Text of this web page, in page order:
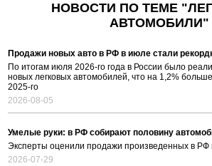
НОВОСТИ ПО ТЕМЕ
АВТОМОБИЛИ"
Продажи новых авто в РФ в июле стали
По итогам июля 2026-го года в России было
новых легковых автомобилей, что на 1,2%
2025-го
2026-08-05
Умелые руки: в РФ собирают половину
Эксперты оценили продажи произведенных в РФ
2026-07-29